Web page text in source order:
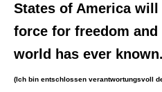
States of America
force for freedom
world has ever known.
(Ich bin entschlossen verantwortungsvoll